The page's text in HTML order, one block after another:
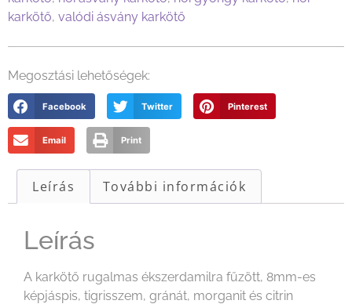
karkötő, valódi ásvány karkötő
Megosztási lehetőségek:
Facebook Twitter Pinterest
Email Print
Leírás További információk
Leírás
A karkötő rugalmas ékszerdamilra fűzött, 8mm-es
képjáspis, tigrisszem, gránát, morganit és citrin